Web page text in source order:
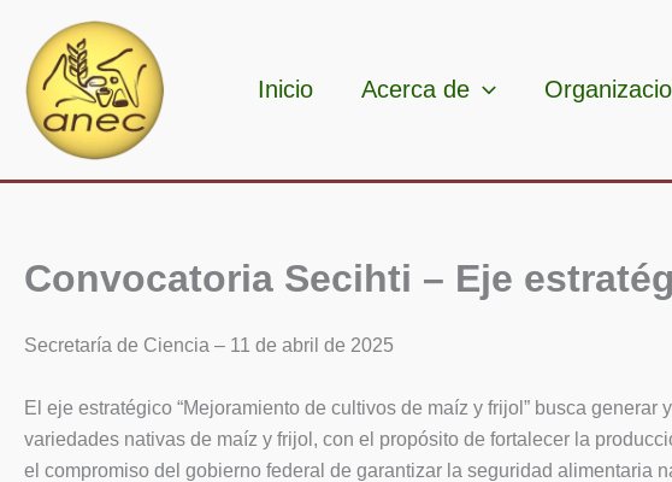
contenido
Inicio Acerca de
Convocatoria Secihti – Eje
Secretaría de Ciencia – 11 de abril de 2025
El eje estratégico “Mejoramiento de cultivos de maíz y frijol” busca
variedades nativas de maíz y frijol, con el propósito de fortalecer la
el compromiso del gobierno federal de garantizar la seguridad alimentaria